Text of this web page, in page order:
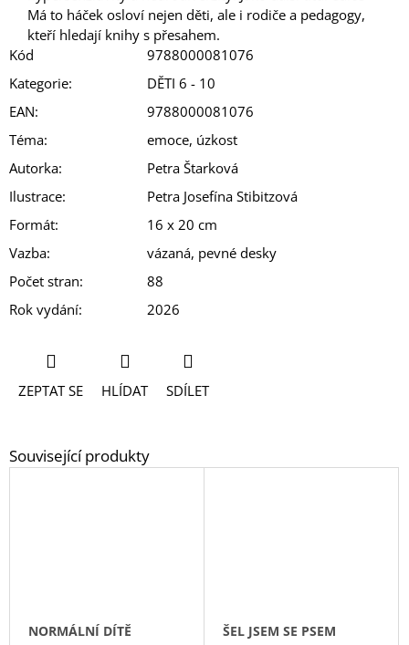
Má to háček osloví nejen děti, ale i rodiče a pedagogy,
kteří hledají knihy s přesahem.
Kód
9788000081076
Kategorie:
DĚTI 6 - 10
EAN:
9788000081076
Téma:
emoce, úzkost
Autorka:
Petra Štarková
Ilustrace:
Petra Josefína Stibitzová
Formát:
16 x 20 cm
Vazba:
vázaná, pevné desky
Počet stran:
88
Rok vydání: 2026
ZEPTAT SE HLÍDAT SDÍLET
NORMÁLNÍ DÍTĚ ŠEL JSEM SE PSEM